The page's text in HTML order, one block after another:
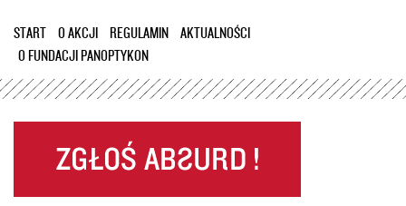
START O AKCJI REGULAMIN
AKTUALNOŚCI
O FUNDACJI PANOPTYKON